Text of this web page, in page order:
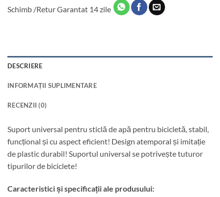
Schimb /Retur Garantat 14 zile
DESCRIERE
INFORMAȚII SUPLIMENTARE
RECENZII (0)
Suport universal pentru sticlă de apă pentru bicicletă, stabil,
funcțional și cu aspect eficient! Design atemporal și imitație
de plastic durabil! Suportul universal se potrivește tuturor
tipurilor de biciclete!
Caracteristici și specificații ale produsului: